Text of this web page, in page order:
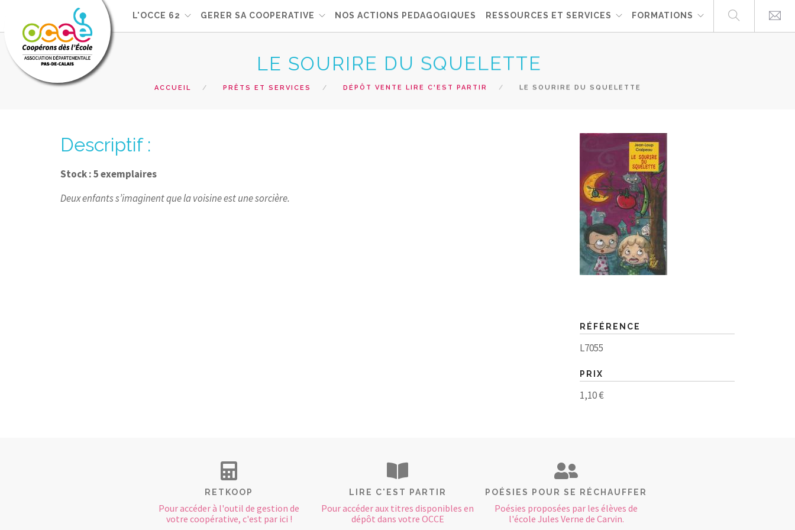
L'OCCE 62 GERER SA COOPERATIVE NOS ACTIONS PEDAGOGIQUES RESSOURCES ET SERVICES FORMATIONS
LE SOURIRE DU SQUELETTE
ACCUEIL PRÊTS ET SERVICES DÉPÔT VENTE LIRE C'EST PARTIR LE SOURIRE DU SQUELETTE
Descriptif :
Stock : 5 exemplaires
Deux enfants s’imaginent que la voisine est une sorcière.
RÉFÉRENCE
L7055
PRIX
1,10 €
RETKOOP
Pour accéder à l'outil de gestion de
votre coopérative, c'est par ici !
LIRE C'EST PARTIR
Pour accéder aux titres disponibles en
dépôt dans votre OCCE
POÉSIES POUR SE RÉCHAUFFER
Poésies proposées par les élèves de
l'école Jules Verne de Carvin.